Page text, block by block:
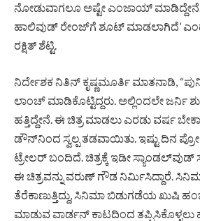
ನೋಡುವಾಗಲೂ ಅಷ್ಟೇ ಎಂಜಾಯ್‌
ಹಾಲಿವುಡ್‌ ರೇಂಜ್‌ಗೆ ಶೂಟ್‌ ಮಾಡಲಾಗಿದೆ’
ರಕ್ಷಿತ್‌ ಶೆಟ್ಟಿ.
ನಿರ್ದೇಶಕ ನಿತಿನ್‌ ಕೃಷ್ಣಮೂರ್ತಿ ಮಾತನಾಡಿ,
ಲಾಂಚ್‌ ಮಾಡಿಕೊಟ್ಟಿದ್ದರು. ಅಲ್ಲಿಂದಲೇ ಜರ್ನಿ
ಹತ್ತಿದ್ದೇನೆ. ಈ ಚಿತ್ರ ಮಾಡಲು ಎರಡು ವರ್ಷ
ಡೌನ್‌ನಿಂದ ಸ್ವಲ್ಪ ತಡವಾಯಿತು. ಇಷ್ಟು ದಿನ
ಟ್ರೇಲರ್‌ ಬಂದಿದೆ. ಚಿತ್ರಕ್ಕೆ ಇಡೀ ಸ್ಯಾಂಡಲ್‌ವುಡ್‌
ಈ ಚಿತ್ರವನ್ನು ವರುಣ್‌ ಗೌಡ ನಿರ್ಮಿಸಿದ್ದಾರೆ.
ತೆರೆಕಾಣುತ್ತಿದ್ದು, ಸಿನಿಮಾ ಬಿಡುಗಡೆಯ ಖುಷಿ
ಮಾಡುವ ವಾರ್ಡನ್‌ ಕಾಟದಿಂದ ತಪ್ಪಿಸಿಕೊಳ್ಳಲು